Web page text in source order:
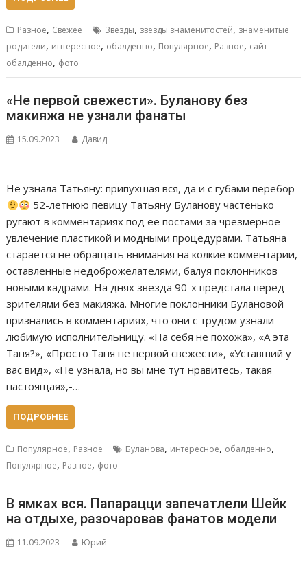
Разное, Свежее Звёзды, звезды знаменитостей, знаменитые
родители, интересное, обалденно, Популярное, Разное, сайт
обалденно, фото
«Не первой свежести». Буланову без
макияжа не узнали фанаты
15.09.2023 Давид
Не узнала Татьяну: припухшая вся, да и с губами перебор
52-летнюю певицу Татьяну Буланову частенько
ругают в комментариях под ее постами за чрезмерное
увлечение пластикой и модными процедурами. Татьяна
старается не обращать внимания на колкие комментарии,
оставленные недоброжелателями, балуя поклонников
новыми кадрами. На днях звезда 90-х предстала перед
зрителями без макияжа. Многие поклонники Булановой
признались в комментариях, что они с трудом узнали
любимую исполнительницу. «На себя не похожа», «А эта
Таня?», «Просто Таня не первой свежести», «Уставший у
вас вид», «Не узнала, но вы мне тут нравитесь, такая
настоящая»,-…
ПОДРОБНЕЕ
Популярное, Разное Буланова, интересное, обалденно,
Популярное, Разное, фото
В ямках вся. Папарацци запечатлели Шейк
на отдыхе, разочаровав фанатов модели
11.09.2023 Юрий